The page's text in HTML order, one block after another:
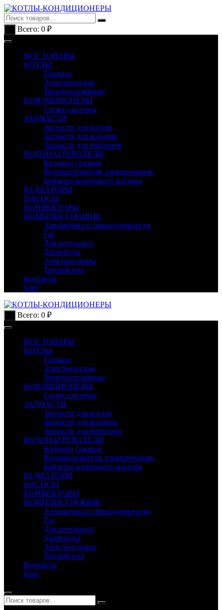
Перейти
к
содержимому
Всего: 0 ₽
ВСЕ ТОВАРЫ
КОТЛЫ
Газовые
Электрические
Твердотопливные
КОНДИЦИОНЕРЫ
Сплит-системы
ЗАПЧАСТИ
Запчасти для котлов
Запчасти для колонок
Запчасти для бойлеров
ВОДОНАГРЕВАТЕЛИ
Колонки газовые
Водонагреватели электрические
Бойлеры косвенного нагрева
РАДИАТОРЫ
НАСОСЫ
КОНВЕКТОРЫ
КОМПЛЕКТУЮЩИЕ
Автоматика и принадлежности
Газ
Для котельных
Дымоходы
Электротовары
Теплый пол
Контакты
Блог
Всего: 0 ₽
ВСЕ ТОВАРЫ
КОТЛЫ
Газовые
Электрические
Твердотопливные
КОНДИЦИОНЕРЫ
Сплит-системы
ЗАПЧАСТИ
Запчасти для котлов
Запчасти для колонок
Запчасти для бойлеров
ВОДОНАГРЕВАТЕЛИ
Колонки газовые
Водонагреватели электрические
Бойлеры косвенного нагрева
РАДИАТОРЫ
НАСОСЫ
КОНВЕКТОРЫ
КОМПЛЕКТУЮЩИЕ
Автоматика и принадлежности
Газ
Для котельных
Дымоходы
Электротовары
Теплый пол
Контакты
Блог